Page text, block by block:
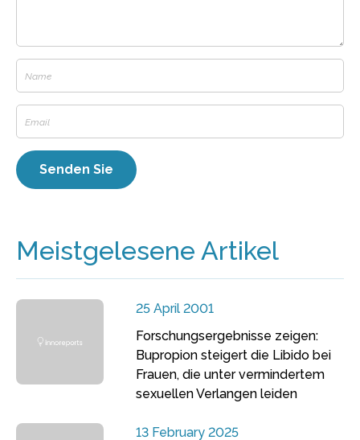
Meistgelesene Artikel
25 April 2001
Forschungsergebnisse zeigen:
Bupropion steigert die Libido bei
Frauen, die unter vermindertem
sexuellen Verlangen leiden
13 February 2025